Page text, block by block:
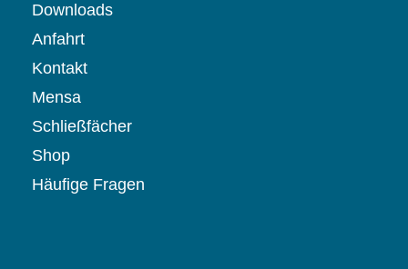
Downloads
Anfahrt
Kontakt
Mensa
Schließfächer
Shop
Häufige Fragen